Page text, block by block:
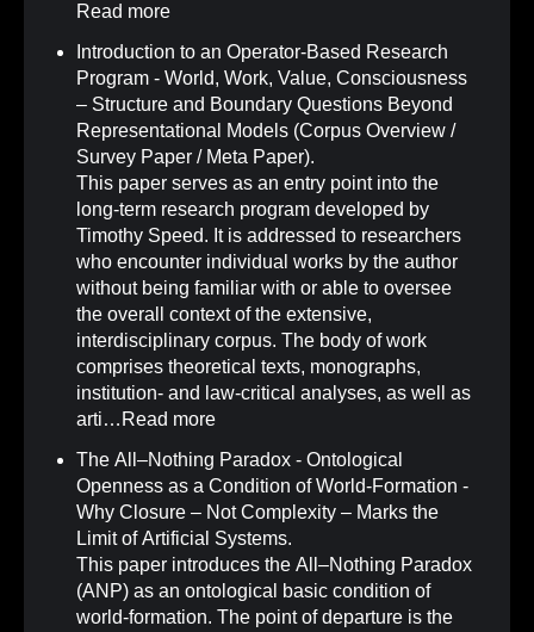
Read more
Introduction to an Operator-Based Research
Program - World, Work, Value, Consciousness
– Structure and Boundary Questions Beyond
Representational Models (Corpus Overview /
Survey Paper / Meta Paper).
This paper serves as an entry point into the
long-term research program developed by
Timothy Speed. It is addressed to researchers
who encounter individual works by the author
without being familiar with or able to oversee
the overall context of the extensive,
interdisciplinary corpus. The body of work
comprises theoretical texts, monographs,
institution- and law-critical analyses, as well as
arti… Read more
The All–Nothing Paradox - Ontological
Openness as a Condition of World-Formation -
Why Closure – Not Complexity – Marks the
Limit of Artificial Systems.
This paper introduces the All–Nothing Paradox
(ANP) as an ontological basic condition of
world-formation. The point of departure is the